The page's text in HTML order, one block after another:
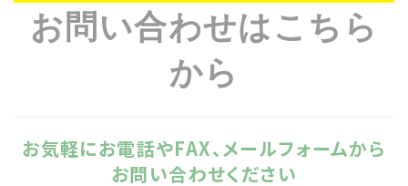
お問い合わせはこちら
から
お気軽にお電話やFAX、メールフォームから
お問い合わせください